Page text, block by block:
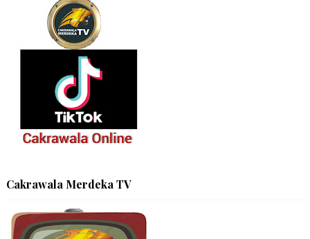
Cakrawala Merdeka TV